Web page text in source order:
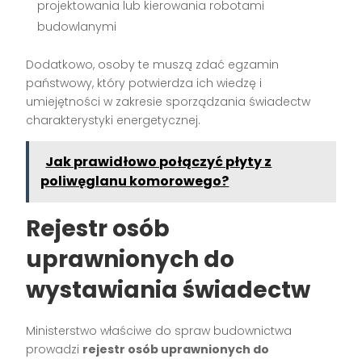
projektowania lub kierowania robotami
budowlanymi
Dodatkowo, osoby te muszą zdać egzamin
państwowy, który potwierdza ich wiedzę i
umiejętności w zakresie sporządzania świadectw
charakterystyki energetycznej.
Jak prawidłowo połączyć płyty z
poliwęglanu komorowego?
Rejestr osób
uprawnionych do
wystawiania świadectw
Ministerstwo właściwe do spraw budownictwa
prowadzi rejestr osób uprawnionych do